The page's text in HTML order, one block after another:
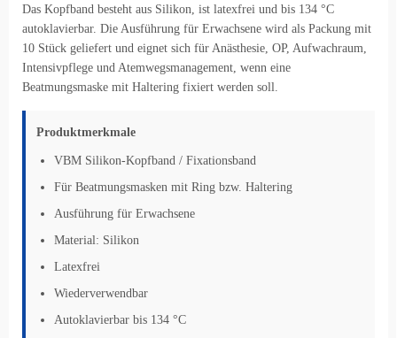
Das Kopfband besteht aus Silikon, ist latexfrei und bis 134 °C
autoklavierbar. Die Ausführung für Erwachsene wird als Packung mit
10 Stück geliefert und eignet sich für Anästhesie, OP, Aufwachraum,
Intensivpflege und Atemwegsmanagement, wenn eine
Beatmungsmaske mit Haltering fixiert werden soll.
Produktmerkmale
VBM Silikon-Kopfband / Fixationsband
Für Beatmungsmasken mit Ring bzw. Haltering
Ausführung für Erwachsene
Material: Silikon
Latexfrei
Wiederverwendbar
Autoklavierbar bis 134 °C